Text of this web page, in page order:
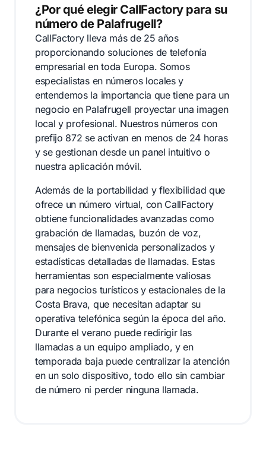
¿Por qué elegir CallFactory para su
número de Palafrugell?
CallFactory lleva más de 25 años
proporcionando soluciones de telefonía
empresarial en toda Europa. Somos
especialistas en números locales y
entendemos la importancia que tiene para un
negocio en Palafrugell proyectar una imagen
local y profesional. Nuestros números con
prefijo 872 se activan en menos de 24 horas
y se gestionan desde un panel intuitivo o
nuestra aplicación móvil.
Además de la portabilidad y flexibilidad que
ofrece un número virtual, con CallFactory
obtiene funcionalidades avanzadas como
grabación de llamadas, buzón de voz,
mensajes de bienvenida personalizados y
estadísticas detalladas de llamadas. Estas
herramientas son especialmente valiosas
para negocios turísticos y estacionales de la
Costa Brava, que necesitan adaptar su
operativa telefónica según la época del año.
Durante el verano puede redirigir las
llamadas a un equipo ampliado, y en
temporada baja puede centralizar la atención
en un solo dispositivo, todo ello sin cambiar
de número ni perder ninguna llamada.